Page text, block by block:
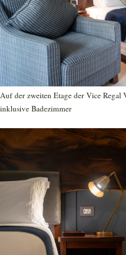
Auf der zweiten Etage der Vice
inklusive Badezimmer